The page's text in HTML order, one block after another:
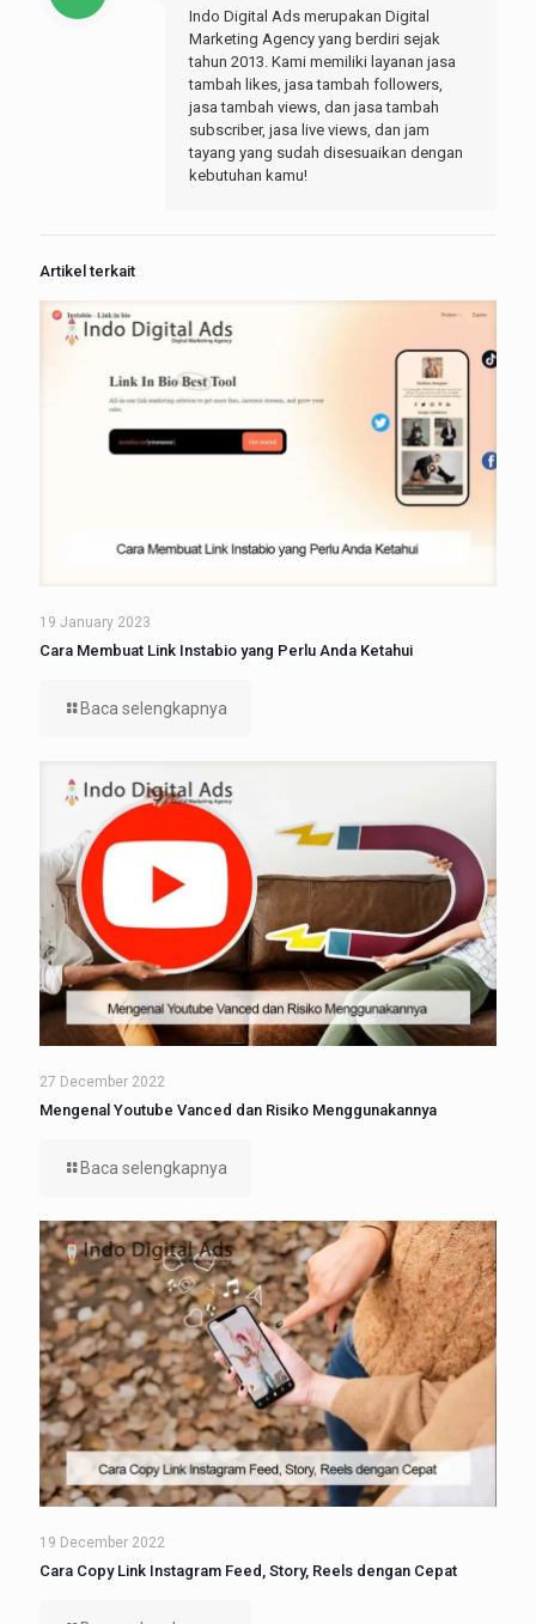
Indo Digital Ads merupakan Digital
Marketing Agency yang berdiri sejak
tahun 2013. Kami memiliki layanan jasa
tambah likes, jasa tambah followers,
jasa tambah views, dan jasa tambah
subscriber, jasa live views, dan jam
tayang yang sudah disesuaikan dengan
kebutuhan kamu!
Artikel terkait
19 January 2023
Cara Membuat Link Instabio yang Perlu Anda Ketahui
Baca selengkapnya
27 December 2022
Mengenal Youtube Vanced dan Risiko Menggunakannya
Baca selengkapnya
19 December 2022
Cara Copy Link Instagram Feed, Story, Reels dengan Cepat